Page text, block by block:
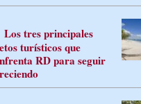
Los tres principales
turísticos que
RD para seguir